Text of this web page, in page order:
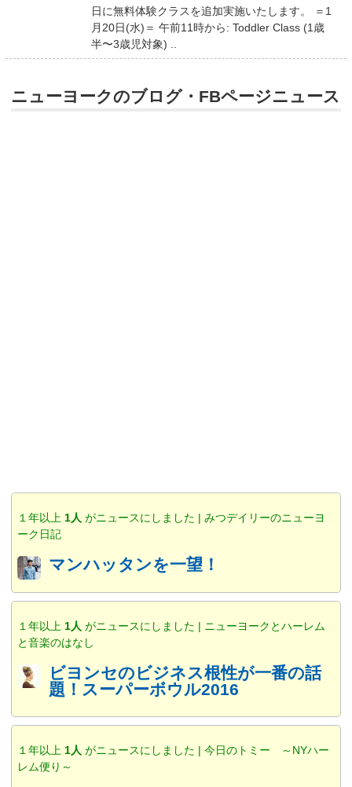
日に無料体験クラスを追加実施いたします。 ＝1
月20日(水)＝ 午前11時から: Toddler Class (1歳
半〜3歳児対象) ..
ニューヨークのブログ・FBページニュース
１年以上 1人 がニュースにしました | みつデイリーのニューヨ
ーク日記
マンハッタンを一望！
１年以上 1人 がニュースにしました | ニューヨークとハーレム
と音楽のはなし
ビヨンセのビジネス根性が一番の話
題！スーパーボウル2016
１年以上 1人 がニュースにしました | 今日のトミー ～NYハー
レム便り～